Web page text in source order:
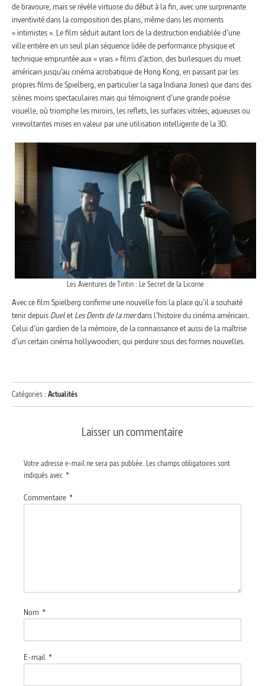
de bravoure, mais se révèle virtuose du début à la fin, avec une surprenante
inventivité dans la composition des plans, même dans les moments
« intimistes ». Le film séduit autant lors de la destruction endiablée d’une
ville entière en un seul plan séquence (idée de performance physique et
technique empruntée aux « vrais » films d’action, des burlesques du muet
américain jusqu’au cinéma acrobatique de Hong Kong, en passant par les
propres films de Spielberg, en particulier la saga Indiana Jones) que dans des
scènes moins spectaculaires mais qui témoignent d’une grande poésie
visuelle, où triomphe les miroirs, les reflets, les surfaces vitrées, aqueuses ou
virevoltantes mises en valeur par une utilisation intelligente de la 3D.
Les Aventures de Tintin : Le Secret de la Licorne
Avec ce film Spielberg confirme une nouvelle fois la place qu’il a souhaité
tenir depuis Duelet Les Dents de la merdans l’histoire du cinéma américain.
Celui d’un gardien de la mémoire, de la connaissance et aussi de la maîtrise
d’un certain cinéma hollywoodien, qui perdure sous des formes nouvelles.
Catégories : Actualités
Laisser un commentaire
Votre adresse e-mail ne sera pas publiée. Les champs obligatoires sont
indiqués avec *
Commentaire *
Nom *
E-mail *